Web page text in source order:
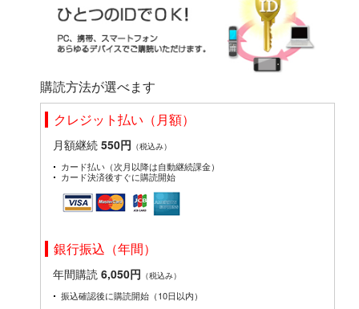
購読方法が選べます
クレジット払い（月額）
月額継続 550円 （税込み）
カード払い（次月以降は自動継続課金）
カード決済後すぐに購読開始
銀行振込（年間）
年間購読 6,050円 （税込み）
振込確認後に購読開始（10日以内）